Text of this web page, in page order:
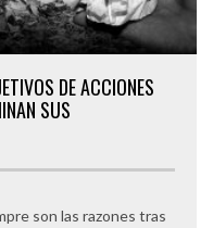
DE ACCIONES
SUS
son las razones tras